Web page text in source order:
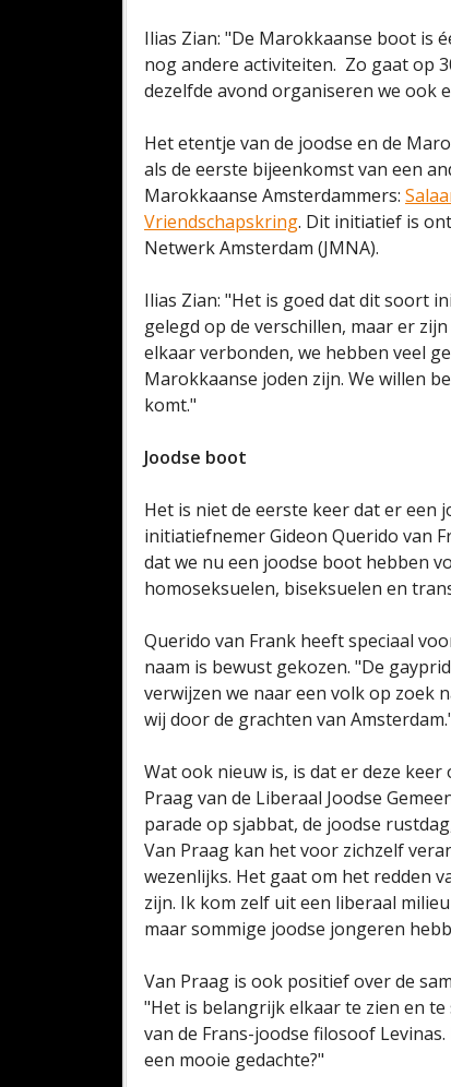
Ilias Zian: "De Marokkaanse boot is
nog andere activiteiten. Zo gaat op
dezelfde avond organiseren we ook
Het etentje van de joodse en de
als de eerste bijeenkomst van een
Marokkaanse Amsterdammers:
Vriendschapskring. Dit initiatief is
Netwerk Amsterdam (JMNA).
Ilias Zian: "Het is goed dat dit soort
gelegd op de verschillen, maar er
elkaar verbonden, we hebben veel
Marokkaanse joden zijn. We willen
komt."
Joodse boot
Het is niet de eerste keer dat er een
initiatiefnemer Gideon Querido van
dat we nu een joodse boot hebben
homoseksuelen, biseksuelen en
Querido van Frank heeft speciaal
naam is bewust gekozen. "De
verwijzen we naar een volk op zoek
wij door de grachten van
Wat ook nieuw is, is dat er deze
Praag van de Liberaal Joodse
parade op sjabbat, de joodse
Van Praag kan het voor zichzelf
wezenlijks. Het gaat om het redden
zijn. Ik kom zelf uit een liberaal
maar sommige joodse jongeren
Van Praag is ook positief over de
"Het is belangrijk elkaar te zien en
van de Frans-joodse filosoof
een mooie gedachte?"